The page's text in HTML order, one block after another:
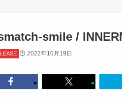
smile /
2022年10月19日